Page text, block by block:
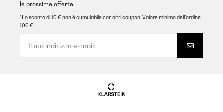
VALUTAZIONE VERIFICATA
Leckere pasta ,musste lange ausprobieren -:)funktioniert super
le prossime offerte.
*Lo sconto di 10 € non è cumulabile con altri coupon. Valore minimo dell’ordine
100 €.